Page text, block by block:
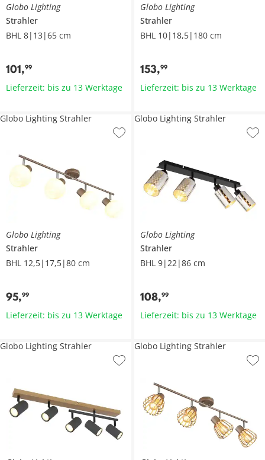
Globo Lighting
Strahler
BHL 8|13|65 cm
101,99
Lieferzeit: bis zu 13 Werktage
Globo Lighting
Strahler
BHL 10|18,5|180 cm
153,99
Lieferzeit: bis zu 13 Werktage
Globo Lighting
Strahler
BHL 12,5|17,5|80 cm
95,99
Globo Lighting Strahler
Lieferzeit: bis zu 13 Werktage
Globo Lighting
Strahler
BHL 9|22|86 cm
108,99
Globo Lighting Strahler
Lieferzeit: bis zu 13 Werktage
Globo Lighting Strahler Globo Lighting Strahler